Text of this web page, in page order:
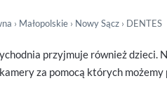
› Małopolskie › Nowy Sącz › DENTES
przyjmuje również dzieci.
za pomocą których